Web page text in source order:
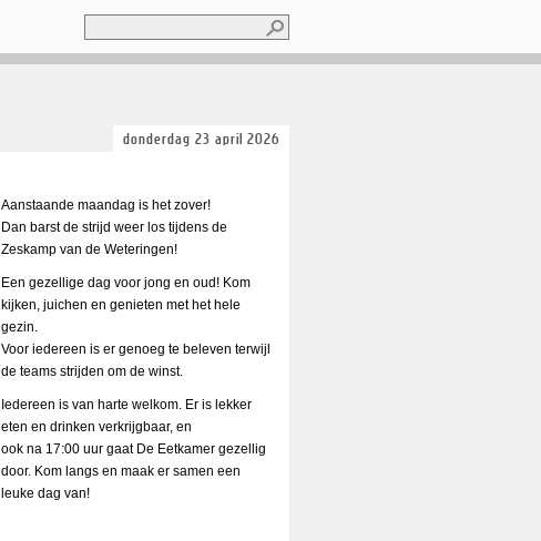
Zoekveld
donderdag 23 april 2026
Aanstaande maandag is het zover!
Dan barst de strijd weer los tijdens de
Zeskamp van de Weteringen!
Een gezellige dag voor jong en oud! Kom
kijken, juichen en genieten met het hele
gezin.
Voor iedereen is er genoeg te beleven terwijl
de teams strijden om de winst.
Iedereen is van harte welkom. Er is lekker
eten en drinken verkrijgbaar, en
ook na 17:00 uur gaat De Eetkamer gezellig
door. Kom langs en maak er samen een
leuke dag van!